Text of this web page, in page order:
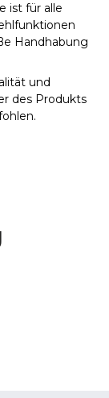
ist für alle
Handhabung
und
des Produkts